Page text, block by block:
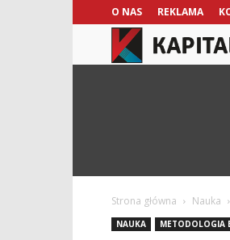
O NAS REKLAMA
Strona główna Nauka
NAUKA METODOLOGIA